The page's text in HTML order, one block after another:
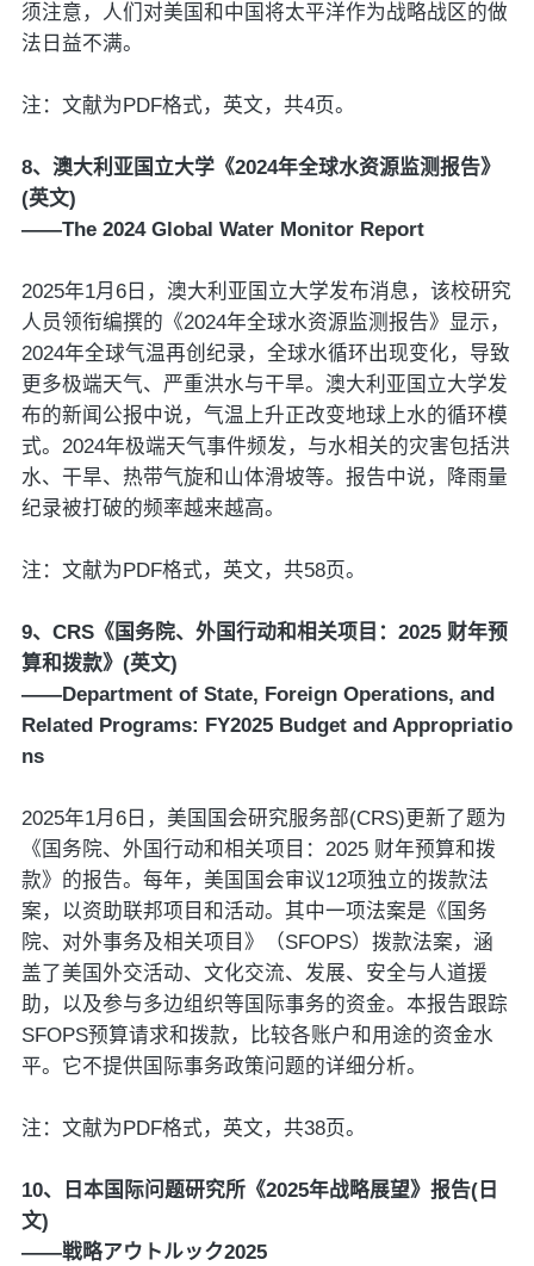
须注意，人们对美国和中国将太平洋作为战略战区的做
法日益不满。
注：文献为PDF格式，英文，共4页。
8、澳大利亚国立大学《2024年全球水资源监测报告》
(英文)
——The 2024 Global Water Monitor Report
2025年1月6日，澳大利亚国立大学发布消息，该校研究
人员领衔编撰的《2024年全球水资源监测报告》显示，
2024年全球气温再创纪录，全球水循环出现变化，导致
更多极端天气、严重洪水与干旱。澳大利亚国立大学发
布的新闻公报中说，气温上升正改变地球上水的循环模
式。2024年极端天气事件频发，与水相关的灾害包括洪
水、干旱、热带气旋和山体滑坡等。报告中说，降雨量
纪录被打破的频率越来越高。
注：文献为PDF格式，英文，共58页。
9、CRS《国务院、外国行动和相关项目：2025 财年预
算和拨款》(英文)
——Department of State, Foreign Operations, and
Related Programs: FY2025 Budget and Appropriatio
ns
2025年1月6日，美国国会研究服务部(CRS)更新了题为
《国务院、外国行动和相关项目：2025 财年预算和拨
款》的报告。每年，美国国会审议12项独立的拨款法
案，以资助联邦项目和活动。其中一项法案是《国务
院、对外事务及相关项目》（SFOPS）拨款法案，涵
盖了美国外交活动、文化交流、发展、安全与人道援
助，以及参与多边组织等国际事务的资金。本报告跟踪
SFOPS预算请求和拨款，比较各账户和用途的资金水
平。它不提供国际事务政策问题的详细分析。
注：文献为PDF格式，英文，共38页。
10、日本国际问题研究所《2025年战略展望》报告(日
文)
——戦略アウトルック2025